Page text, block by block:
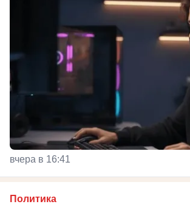
вчера в 16:41
Политика